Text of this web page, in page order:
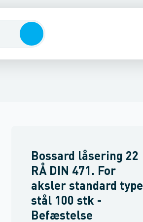
Bossard låsering 22
RÅ DIN 471. For
aksler standard type
stål 100 stk -
Befæstelse